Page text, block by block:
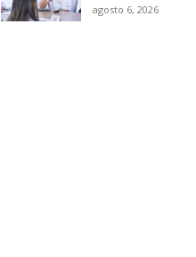
agosto 6, 2026